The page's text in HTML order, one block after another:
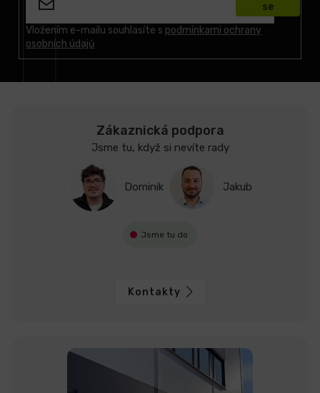
Vložením e-mailu souhlasíte s podmínkami ochrany
osobních údajů
se
Zákaznická podpora
Jsme tu, když si nevíte rady
Dominik Jakub
Jsme tu do
Kontakty